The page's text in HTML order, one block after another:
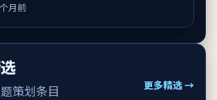
月前
策划条目 更多精选 →